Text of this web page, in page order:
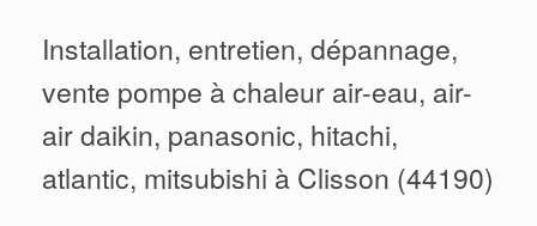
Installation, entretien, dépannage,
vente pompe à chaleur air-eau, air-
air daikin, panasonic, hitachi,
atlantic, mitsubishi à Clisson (44190)